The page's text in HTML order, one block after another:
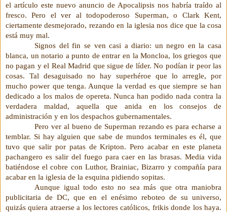
el artículo este nuevo anuncio de Apocalipsis nos habría traído al
fresco. Pero el ver al todopoderoso Superman, o Clark Kent,
ciertamente desmejorado, rezando en la iglesia nos dice que la cosa
está muy mal.
Signos del fin se ven casi a diario: un negro en la casa
blanca, un notario a punto de entrar en la Moncloa, los griegos que
no pagan y el Real Madrid que sigue de líder. No podían ir peor las
cosas. Tal desaguisado no hay superhéroe que lo arregle, por
mucho power que tenga. Aunque la verdad es que siempre se han
dedicado a los malos de opereta. Nunca han podido nada contra la
verdadera maldad, aquella que anida en los consejos de
administración y en los despachos gubernamentales.
Pero ver al bueno de Superman rezando es para echarse a
temblar. Si hay alguien que sabe de mundos terminales es él, que
tuvo que salir por patas de Kripton. Pero acabar en este planeta
pachangero es salir del fuego para caer en las brasas. Media vida
batiéndose el cobre con Luthor, Brainiac, Bizarro y compañía para
acabar en la iglesia de la esquina pidiendo sopitas.
Aunque igual todo esto no sea más que otra maniobra
publicitaria de DC, que en el enésimo reboteo de su universo,
quizás quiera atraerse a los lectores católicos, frikis donde los haya.